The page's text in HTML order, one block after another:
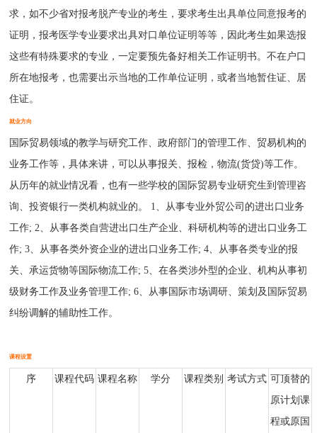
求，如不少省对报考脱产专业的考生，要求考生出具单位同意报考的
证明，报考医学专业要求出具对口单位证明等等，因此考生如果选报
这些有特殊要求的专业，一定要预先备好相关工作证明书。不在户口
所在地报考，也需要出示当地的工作单位证明，或者当地暂住证、居
住证。
就业方向
国际贸易领域的教学与研究工作、政府部门的管理工作、贸易机构的
业务工作等，具体来讲，可以从事报关、报检，物流(货贷)等工作。
从历年的就业情况看，也有一些学校的国际贸易专业研究生到管理咨
询、投资银行一类机构就业的。 1、从事专业外贸公司的进出口业务
工作; 2、从事各类自营进出口生产企业、科研机构等的进出口业务工
作; 3、从事各类外资企业的进出口业务工作; 4、从事各类专业的报
关、承运货物等国际物流工作; 5、在各类涉外型的企业、机构从事初
级财务工作及业务管理工作; 6、从事国际市场调研、策划及国际贸易
纠纷调解的辅助性工作。
课程设置
序 课程代码 课程名称 学分 课程类别 考试方式 可顶替的
原计划课
程或原国